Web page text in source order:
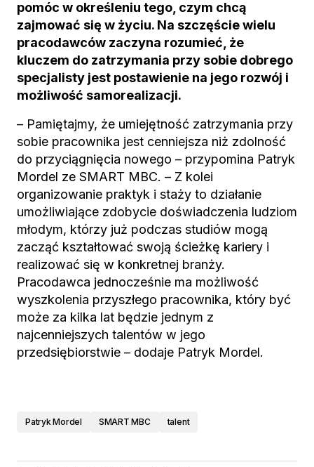
pomóc w określeniu tego, czym chcą
zajmować się w życiu. Na szczęście wielu
pracodawców zaczyna rozumieć, że
kluczem do zatrzymania przy sobie dobrego
specjalisty jest postawienie na jego rozwój i
możliwość samorealizacji.
– Pamiętajmy, że umiejętność zatrzymania przy
sobie pracownika jest cenniejsza niż zdolność
do przyciągnięcia nowego – przypomina Patryk
Mordel ze SMART MBC. – Z kolei
organizowanie praktyk i staży to działanie
umożliwiające zdobycie doświadczenia ludziom
młodym, którzy już podczas studiów mogą
zacząć kształtować swoją ścieżkę kariery i
realizować się w konkretnej branży.
Pracodawca jednocześnie ma możliwość
wyszkolenia przyszłego pracownika, który być
może za kilka lat będzie jednym z
najcenniejszych talentów w jego
przedsiębiorstwie – dodaje Patryk Mordel.
Patryk Mordel SMART MBC talent